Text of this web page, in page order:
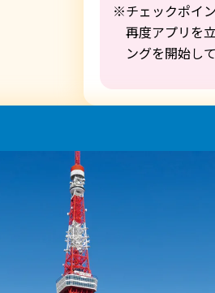
※チェックポイ
再度アプリを
ングを開始し